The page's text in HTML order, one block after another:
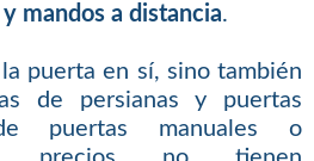
mandos a distancia.
puerta en sí, sino también
de persianas y puertas
puertas manuales o